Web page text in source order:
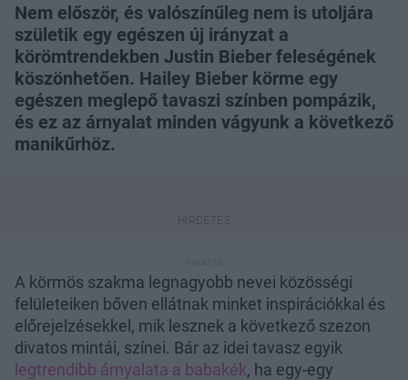
Nem először, és valószínűleg nem is utoljára
születik egy egészen új irányzat a
körömtrendekben Justin Bieber feleségének
köszönhetően. Hailey Bieber körme egy
egészen meglepő tavaszi színben pompázik,
és ez az árnyalat minden vágyunk a következő
manikűrhöz.
A körmös szakma legnagyobb nevei közösségi
felületeiken bőven ellátnak minket inspirációkkal és
előrejelzésekkel, mik lesznek a következő szezon
divatos mintái, színei. Bár az idei tavasz egyik
legtrendibb árnyalata a babakék, ha egy-egy